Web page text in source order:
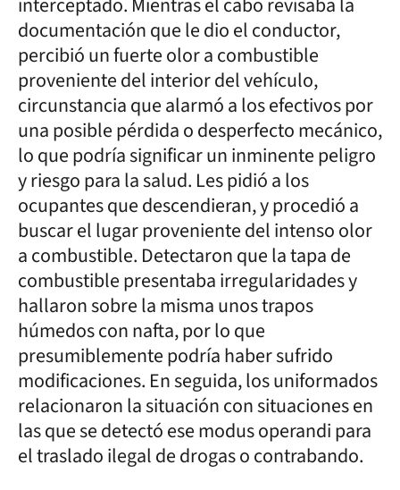
documentación que le dio el conductor,
percibió un fuerte olor a combustible
proveniente del interior del vehículo,
circunstancia que alarmó a los efectivos por
una posible pérdida o desperfecto mecánico,
lo que podría significar un inminente peligro
y riesgo para la salud. Les pidió a los
ocupantes que descendieran, y procedió a
buscar el lugar proveniente del intenso olor
a combustible. Detectaron que la tapa de
combustible presentaba irregularidades y
hallaron sobre la misma unos trapos
húmedos con nafta, por lo que
presumiblemente podría haber sufrido
modificaciones. En seguida, los uniformados
relacionaron la situación con situaciones en
las que se detectó ese modus operandi para
el traslado ilegal de drogas o contrabando.